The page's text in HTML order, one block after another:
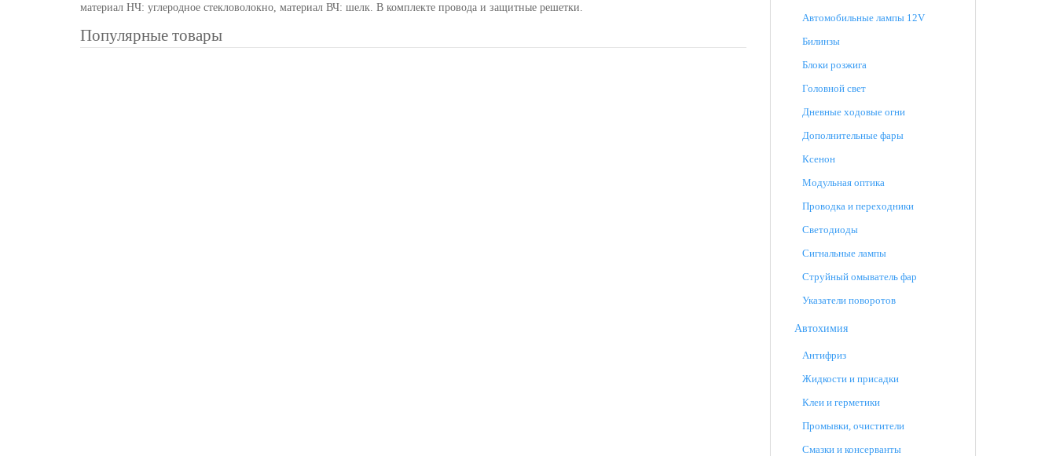
материал НЧ: углеродное стекловолокно, материал ВЧ: шелк. В комплекте провода и защитные решетки.
Популярные товары
Автомобильные лампы 12V
Билинзы
Блоки розжига
Головной свет
Дневные ходовые огни
Дополнительные фары
Ксенон
Модульная оптика
Проводка и переходники
Светодиоды
Сигнальные лампы
Струйный омыватель фар
Указатели поворотов
Автохимия
Антифриз
Жидкости и присадки
Клеи и герметики
Промывки, очистители
Смазки и консерванты